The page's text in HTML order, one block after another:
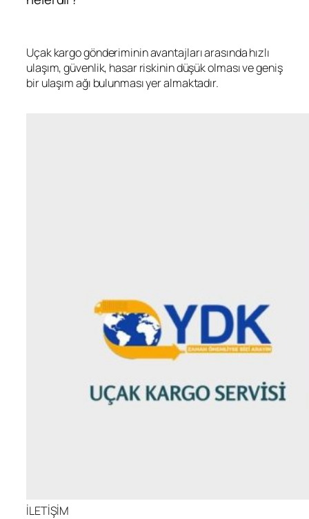
Uçak kargo gönderiminin avantajları arasında hızlı
ulaşım, güvenlik, hasar riskinin düşük olması ve geniş
bir ulaşım ağı bulunması yer almaktadır.
İLETİŞİM